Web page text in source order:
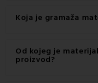
Za najbolje rezultate
proizvoda na 60 °C.
Koja je gramaža
Gramaža materijala
g/m2.
Od kojeg je
proizvod?